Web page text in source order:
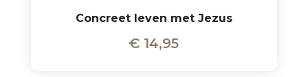
Concreet leven met Jezus
€ 14,95